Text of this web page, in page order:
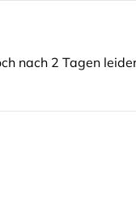
nach 2 Tagen